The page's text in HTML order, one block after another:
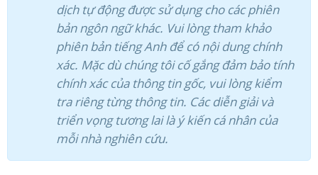
dịch tự động được sử dụng cho các phiên
bản ngôn ngữ khác. Vui lòng tham khảo
phiên bản tiếng Anh để có nội dung chính
xác. Mặc dù chúng tôi cố gắng đảm bảo tính
chính xác của thông tin gốc, vui lòng kiểm
tra riêng từng thông tin. Các diễn giải và
triển vọng tương lai là ý kiến cá nhân của
mỗi nhà nghiên cứu.